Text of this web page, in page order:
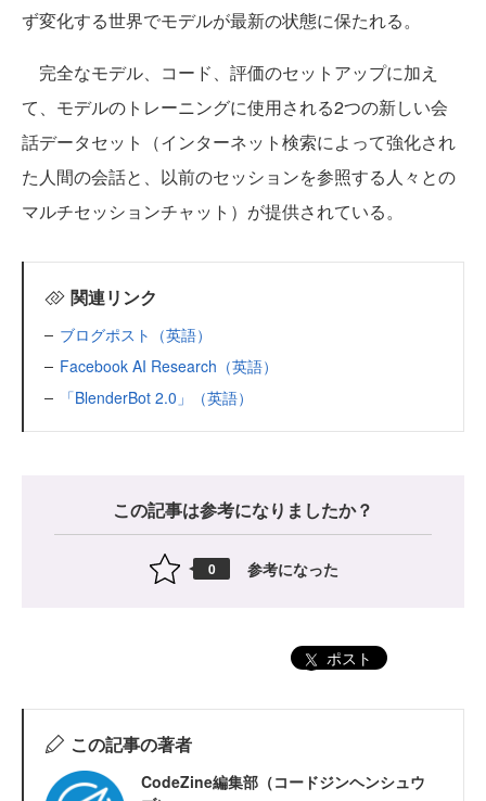
ず変化する世界でモデルが最新の状態に保たれる。
完全なモデル、コード、評価のセットアップに加え
て、モデルのトレーニングに使用される2つの新しい会
話データセット（インターネット検索によって強化され
た人間の会話と、以前のセッションを参照する人々との
マルチセッションチャット）が提供されている。
関連リンク
ブログポスト（英語）
Facebook AI Research（英語）
「BlenderBot 2.0」（英語）
この記事は参考になりましたか？
0 参考になった
ポスト
この記事の著者
CodeZine編集部（コードジンヘンシュウ